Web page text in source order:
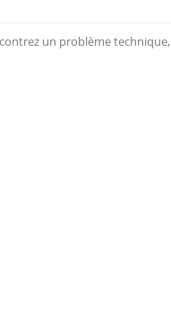
un problème technique,